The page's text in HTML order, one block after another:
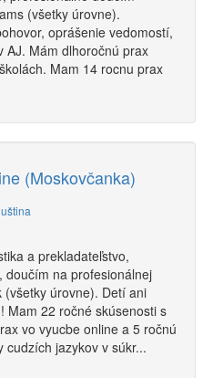
(všetky úrovne).
oprášenie vedomostí,
AJ. Mám dlhoročnú prax
Mam 14 rocnu prax
(Moskovčanka)
a prekladateľstvo,
doučím na profesionálnej
(všetky úrovne). Detí ani
Mam 22 ročné skúsenosti s
vo vyucbe online a 5 ročnú
cudzích jazykov v súkr...